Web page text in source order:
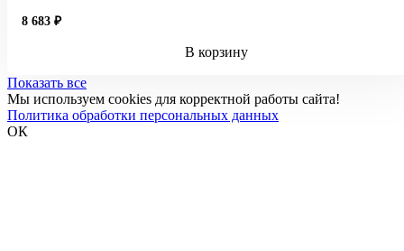
8 683 ₽
В корзину
Показать все
Мы используем cookies для корректной работы сайта!
Политика обработки персональных данных
ОК